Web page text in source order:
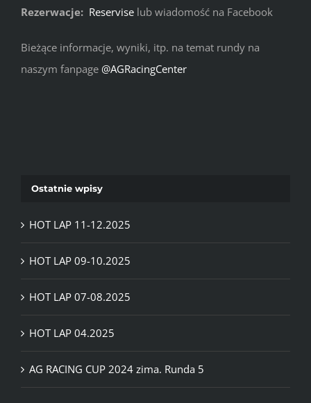
Rezerwacje: Reservise lub wiadomość na Facebook
Bieżące informacje, wyniki, itp. na temat rundy na
naszym fanpage @AGRacingCenter
Ostatnie wpisy
HOT LAP 11-12.2025
HOT LAP 09-10.2025
HOT LAP 07-08.2025
HOT LAP 04.2025
AG RACING CUP 2024 zima. Runda 5